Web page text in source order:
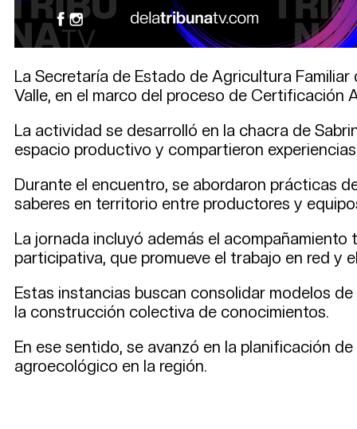
La Secretaría de Estado de Agricultura
Valle, en el marco del proceso de Certificación
La actividad se desarrolló en la chacra de
espacio productivo y compartieron
Durante el encuentro, se abordaron prácticas
saberes en territorio entre productores y
La jornada incluyó además el
participativa, que promueve el trabajo en red y
Estas instancias buscan consolidar modelos
la construcción colectiva de conocimientos.
En ese sentido, se avanzó en la planificación
agroecológico en la región.